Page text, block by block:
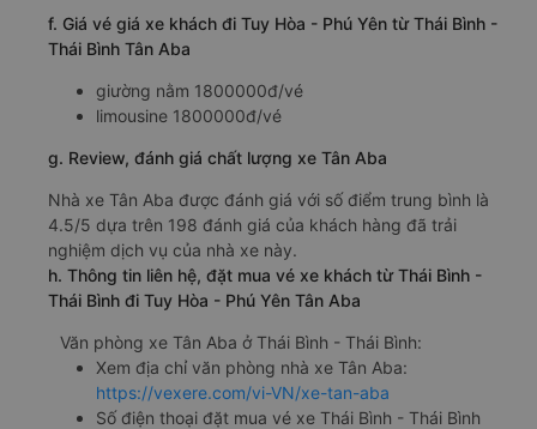
f. Giá vé giá xe khách đi Tuy Hòa - Phú Yên từ Thái Bình -
Thái Bình Tân Aba
giường nằm 1800000đ/vé
limousine 1800000đ/vé
g. Review, đánh giá chất lượng xe Tân Aba
Nhà xe Tân Aba được đánh giá với số điểm trung bình là
4.5/5 dựa trên 198 đánh giá của khách hàng đã trải
nghiệm dịch vụ của nhà xe này.
h. Thông tin liên hệ, đặt mua vé xe khách từ Thái Bình -
Thái Bình đi Tuy Hòa - Phú Yên Tân Aba
Văn phòng xe Tân Aba ở Thái Bình - Thái Bình:
Xem địa chỉ văn phòng nhà xe Tân Aba:
https://vexere.com/vi-VN/xe-tan-aba
Số điện thoại đặt mua vé xe Thái Bình - Thái Bình